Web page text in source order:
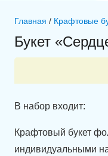
Главная / Крафтовые
Букет
В набор входит:
Крафтовый букет
индивидуальными